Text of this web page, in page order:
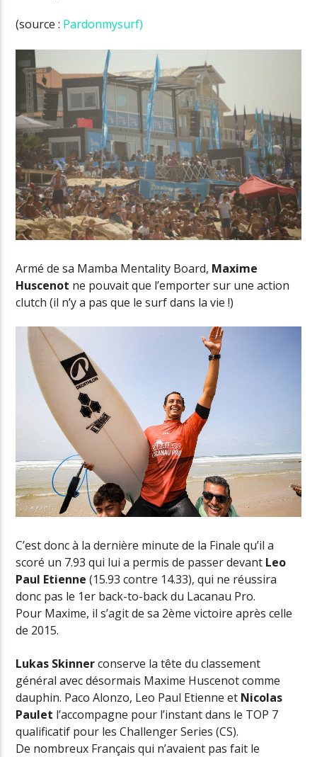
(source : Pardonmysurf)
Armé de sa Mamba Mentality Board, Maxime
Huscenot ne pouvait que l’emporter sur une action
clutch (il n’y a pas que le surf dans la vie !)
C’est donc à la dernière minute de la Finale qu’il a
scoré un 7.93 qui lui a permis de passer devant Leo
Paul Etienne (15.93 contre 14.33), qui ne réussira
donc pas le 1er back-to-back du Lacanau Pro.
Pour Maxime, il s’agit de sa 2ème victoire après celle
de 2015.
Lukas Skinnerconserve la tête du classement
général avec désormais Maxime Huscenot comme
dauphin. Paco Alonzo, Leo Paul Etienne et Nicolas
Paulet l’accompagne pour l’instant dans le TOP 7
qualificatif pour les Challenger Series (CS).
De nombreux Français qui n’avaient pas fait le